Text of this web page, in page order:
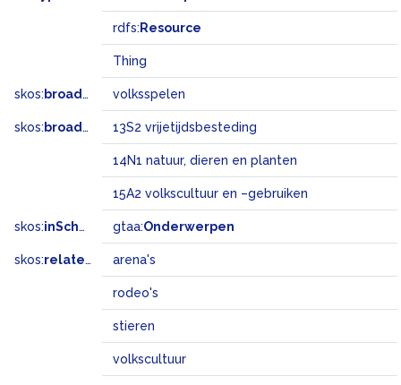
rdfs: Resource
Thing
skos: broader volksspelen
skos: broadMatch 13S2 vrijetijdsbesteding
14N1 natuur, dieren en planten
15A2 volkscultuur en –gebruiken
skos:inScheme gtaa:Onderwerpen
skos:related arena's
rodeo's
stieren
volkscultuur